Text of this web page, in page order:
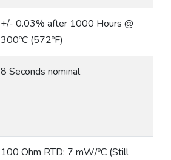
+/- 0.03% after 1000 Hours @
300ºC (572ºF)
8 Seconds nominal
100 Ohm RTD: 7 mW/ºC (Still